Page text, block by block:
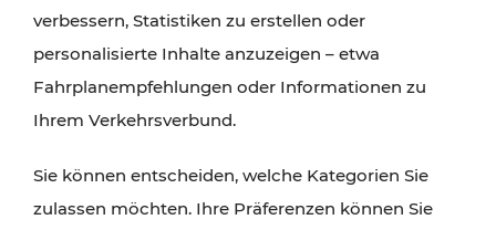
verbessern, Statistiken zu erstellen oder
personalisierte Inhalte anzuzeigen – etwa
Fahrplanempfehlungen oder Informationen zu
Ihrem Verkehrsverbund.
Sie können entscheiden, welche Kategorien Sie
zulassen möchten. Ihre Präferenzen können Sie